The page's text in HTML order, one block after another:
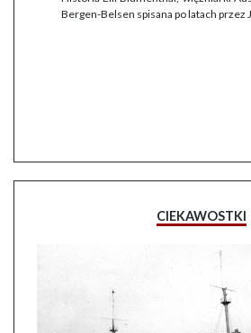
Bergen-Belsen spisana po latach przez
CIEKAWOSTKI